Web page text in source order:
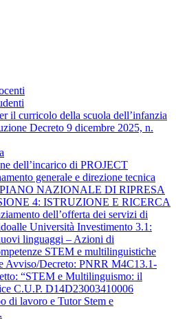
il curricolo della scuola dell’infanzia
Decreto 9 dicembre 2025, n.
dell’incarico di PROJECT
generale e direzione tecnica
PIANO NAZIONALE DI RIPRESA
4: ISTRUZIONE E RICERCA
dell’offerta dei servizi di
Università Investimento 3.1:
linguaggi – Azioni di
STEM e multilinguistiche
Avviso/Decreto: PNRR M4C13.1-
“STEM e Multilinguismo: il
C.U.P. D14D23003410006
di lavoro e Tutor Stem e